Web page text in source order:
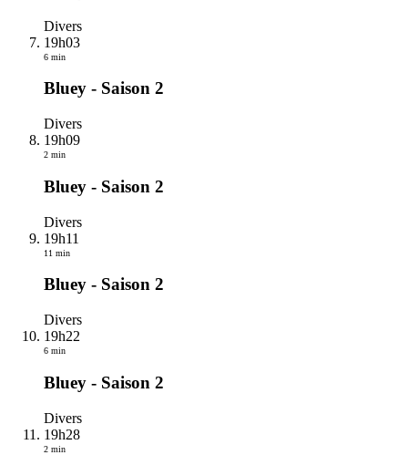
Divers
19h03
6 min
Bluey - Saison 2
Divers
19h09
2 min
Bluey - Saison 2
Divers
19h11
11 min
Bluey - Saison 2
Divers
19h22
6 min
Bluey - Saison 2
Divers
19h28
2 min